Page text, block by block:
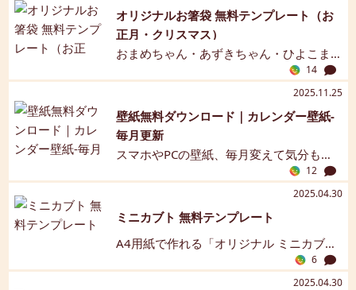
プレートを無料でご用意しました。 大き
く使用したい人は、B4やA3サイズに拡大
しても👍 誕生日やこどもの日などのイベ
ントはもちろん、 「今日はちょっと雰囲
気を変えたい」という日常使いにも大活
備の手間は一切ありません。 下のボタン
から無料でダウンロードして、 今日のご
はん時間からぜひ取り入れてみてくださ
い。
オリジナルお箸袋 無料テンプレート（お
正月・クリスマス）
おまめちゃん・あずきちゃん・ひよこま
めさんのかわいいお箸袋テンプレートが
無料でダウンロードできます。 A4に印刷
して切って折るだけ♪ お料理に添えれば、
イベントがもっと華やか＆おいしくなる
こと間違いなし！ お気に入りのデザイン
を『ダウンロードする』から今すぐGETし
てください♪
14
壁紙無料ダウンロード｜カレンダー壁紙-
毎月更新
スマホやPCの壁紙、毎月変えて気分もリ
フレッシュしませんか？ こそだてDAYSの
オリジナルキャラクター「おまめちゃ
ん」が、かわいい壁紙になって登場！ 無
と楽しく彩ります。 カレンダー壁紙は、
毎月末頃更新されるのでお楽しみにね。
2025.11.25
12
ミニカブト 無料テンプレート
A4用紙で作れる「オリジナル ミニカブ
ト」、こどもの日のお祝い飾りにも。 お
好きな素材を「ダウンロードする」から
2025.04.30
6
2025.04.30